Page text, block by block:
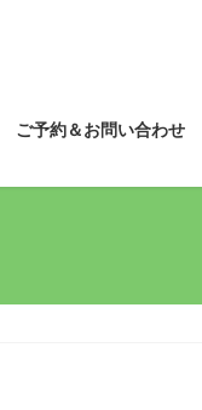
ご予約＆お問い合わせ